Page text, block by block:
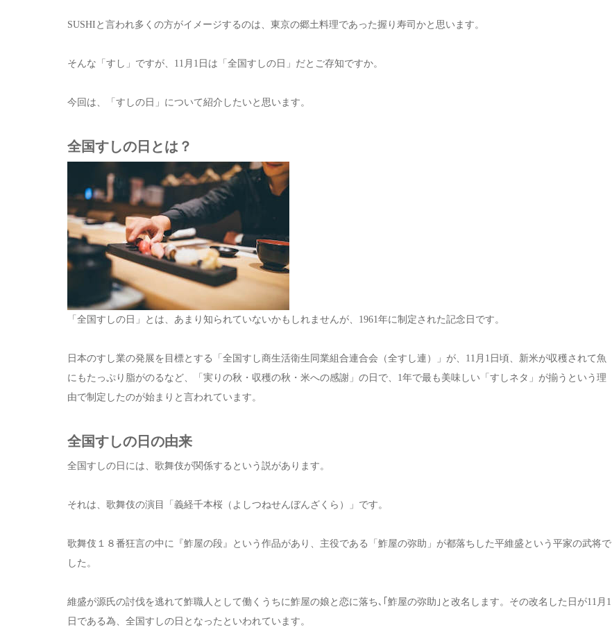
SUSHIと言われ多くの方がイメージするのは、東京の郷土料理であった握り寿司かと思います。
そんな「すし」ですが、11月1日は「全国すしの日」だとご存知ですか。
今回は、「すしの日」について紹介したいと思います。
全国すしの日とは？
「全国すしの日」とは、あまり知られていないかもしれませんが、1961年に制定された記念日です。
日本のすし業の発展を目標とする「全国すし商生活衛生同業組合連合会（全すし連）」が、11月1日頃、新米が収穫されて魚
にもたっぷり脂がのるなど、「実りの秋・収穫の秋・米への感謝」の日で、1年で最も美味しい「すしネタ」が揃うという理
由で制定したのが始まりと言われています。
全国すしの日の由来
全国すしの日には、歌舞伎が関係するという説があります。
それは、歌舞伎の演目「義経千本桜（よしつねせんぼんざくら）」です。
歌舞伎１８番狂言の中に『鮓屋の段』という作品があり、主役である「鮓屋の弥助」が都落ちした平維盛という平家の武将で
した。
維盛が源氏の討伐を逃れて鮓職人として働くうちに鮓屋の娘と恋に落ち､｢鮓屋の弥助｣と改名します。その改名した日が11月1
日である為、全国すしの日となったといわれています。